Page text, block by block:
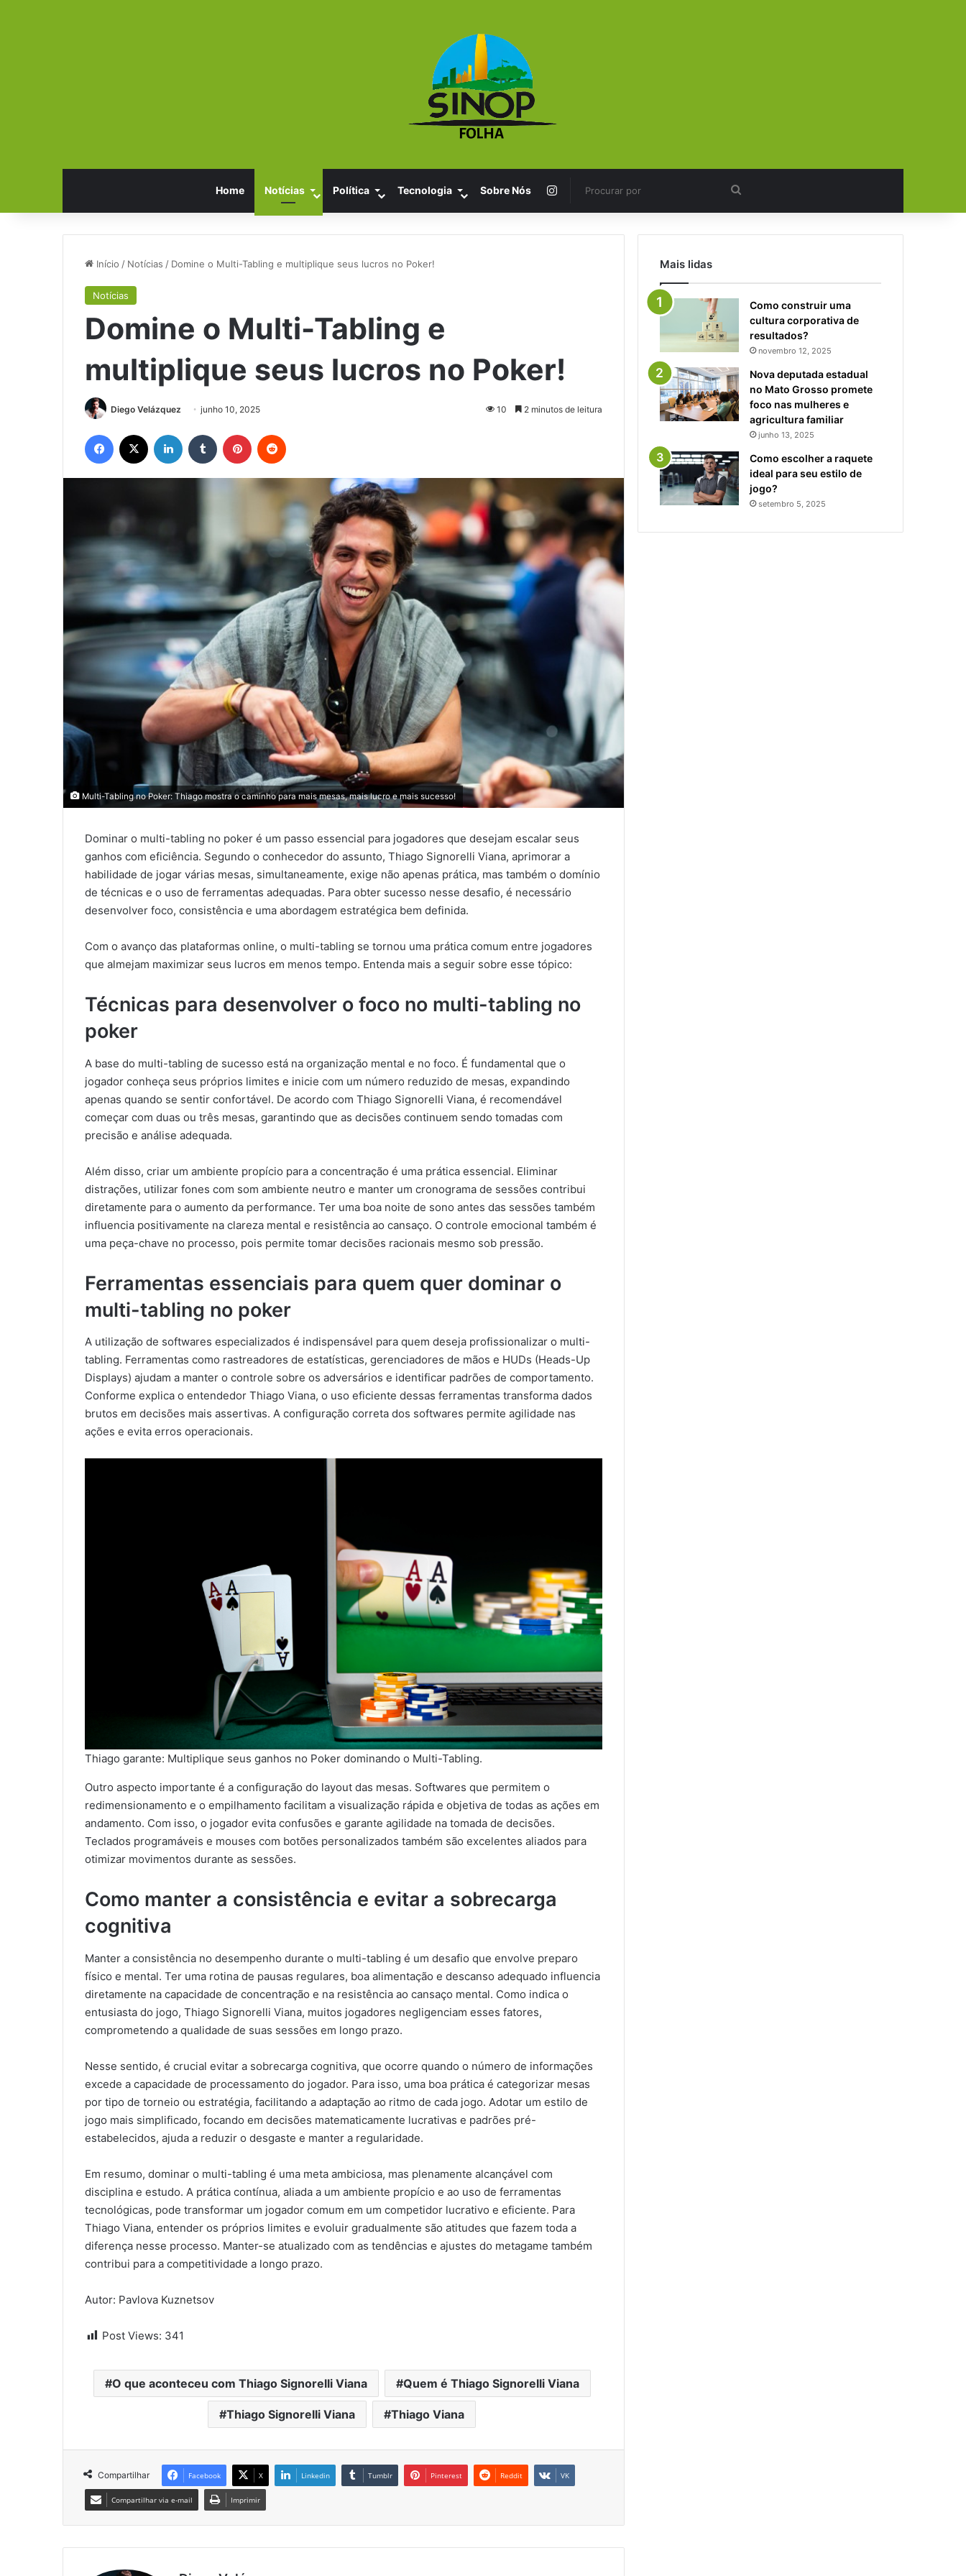
Home Notícias Política Tecnologia Sobre Nós Instagram
Procurar
por
Início / Notícias / Domine o Multi-Tabling e multiplique seus lucros no Poker!
Notícias
Domine o Multi-Tabling e
multiplique seus lucros no Poker!
Diego Velázquez junho 10, 2025 10 2 minutos de leitura
Facebook Linkedin Tumblr Pinterest
Multi-Tabling no Poker: Thiago mostra o caminho para mais mesas, mais lucro e mais sucesso!
Dominar o multi-tabling no poker é um passo essencial para jogadores que desejam escalar seus
ganhos com eficiência. Segundo o conhecedor do assunto, Thiago Signorelli Viana, aprimorar a
habilidade de jogar várias mesas, simultaneamente, exige não apenas prática, mas também o domínio
de técnicas e o uso de ferramentas adequadas. Para obter sucesso nesse desafio, é necessário
desenvolver foco, consistência e uma abordagem estratégica bem definida.
Com o avanço das plataformas online, o multi-tabling se tornou uma prática comum entre jogadores
que almejam maximizar seus lucros em menos tempo. Entenda mais a seguir sobre esse tópico:
Técnicas para desenvolver o foco no multi-tabling no
poker
A base do multi-tabling de sucesso está na organização mental e no foco. É fundamental que o
jogador conheça seus próprios limites e inicie com um número reduzido de mesas, expandindo
apenas quando se sentir confortável. De acordo com Thiago Signorelli Viana, é recomendável
começar com duas ou três mesas, garantindo que as decisões continuem sendo tomadas com
precisão e análise adequada.
Além disso, criar um ambiente propício para a concentração é uma prática essencial. Eliminar
distrações, utilizar fones com som ambiente neutro e manter um cronograma de sessões contribui
diretamente para o aumento da performance. Ter uma boa noite de sono antes das sessões também
influencia positivamente na clareza mental e resistência ao cansaço. O controle emocional também é
uma peça-chave no processo, pois permite tomar decisões racionais mesmo sob pressão.
Ferramentas essenciais para quem quer dominar o
multi-tabling no poker
A utilização de softwares especializados é indispensável para quem deseja profissionalizar o multi-
tabling. Ferramentas como rastreadores de estatísticas, gerenciadores de mãos e HUDs (Heads-Up
Displays) ajudam a manter o controle sobre os adversários e identificar padrões de comportamento.
Conforme explica o entendedor Thiago Viana, o uso eficiente dessas ferramentas transforma dados
brutos em decisões mais assertivas. A configuração correta dos softwares permite agilidade nas
ações e evita erros operacionais.
Thiago garante: Multiplique seus ganhos no Poker dominando o Multi-Tabling.
Outro aspecto importante é a configuração do layout das mesas. Softwares que permitem o
redimensionamento e o empilhamento facilitam a visualização rápida e objetiva de todas as ações em
andamento. Com isso, o jogador evita confusões e garante agilidade na tomada de decisões.
Teclados programáveis e mouses com botões personalizados também são excelentes aliados para
otimizar movimentos durante as sessões.
Como manter a consistência e evitar a sobrecarga
cognitiva
Manter a consistência no desempenho durante o multi-tabling é um desafio que envolve preparo
físico e mental. Ter uma rotina de pausas regulares, boa alimentação e descanso adequado influencia
diretamente na capacidade de concentração e na resistência ao cansaço mental. Como indica o
entusiasta do jogo, Thiago Signorelli Viana, muitos jogadores negligenciam esses fatores,
comprometendo a qualidade de suas sessões em longo prazo.
Nesse sentido, é crucial evitar a sobrecarga cognitiva, que ocorre quando o número de informações
excede a capacidade de processamento do jogador. Para isso, uma boa prática é categorizar mesas
por tipo de torneio ou estratégia, facilitando a adaptação ao ritmo de cada jogo. Adotar um estilo de
jogo mais simplificado, focando em decisões matematicamente lucrativas e padrões pré-
estabelecidos, ajuda a reduzir o desgaste e manter a regularidade.
Em resumo, dominar o multi-tabling é uma meta ambiciosa, mas plenamente alcançável com
disciplina e estudo. A prática contínua, aliada a um ambiente propício e ao uso de ferramentas
tecnológicas, pode transformar um jogador comum em um competidor lucrativo e eficiente. Para
Thiago Viana, entender os próprios limites e evoluir gradualmente são atitudes que fazem toda a
diferença nesse processo. Manter-se atualizado com as tendências e ajustes do metagame também
contribui para a competitividade a longo prazo.
Autor: Pavlova Kuznetsov
Post Views: 341
O que aconteceu com Thiago Signorelli Viana Quem é Thiago Signorelli Viana
Thiago Signorelli Viana Thiago Viana
Compartilhar Facebook X Linkedin Tumblr Pinterest Reddit VK
Compartilhar via e-mail Imprimir
Mais lidas
Como construir uma
cultura corporativa de
resultados?
novembro 12, 2025
Nova deputada estadual
no Mato Grosso promete
foco nas mulheres e
agricultura familiar
junho 13, 2025
Como escolher a raquete
ideal para seu estilo de
jogo?
setembro 5, 2025